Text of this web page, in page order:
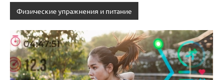
Физические упражнения и питание